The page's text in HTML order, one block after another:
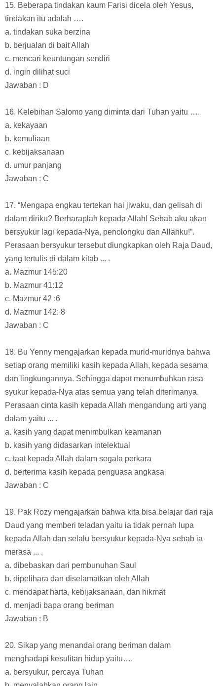
15. Beberapa tindakan kaum Farisi dicela oleh Yesus,
tindakan itu adalah ….
a. tindakan suka berzina
b. berjualan di bait Allah
c. mencari keuntungan sendiri
d. ingin dilihat suci
Jawaban : D
16. Kelebihan Salomo yang diminta dari Tuhan yaitu ….
a. kekayaan
b. kemuliaan
c. kebijaksanaan
d. umur panjang
Jawaban : C
17. “Mengapa engkau tertekan hai jiwaku, dan gelisah di
dalam diriku? Berharaplah kepada Allah! Sebab aku akan
bersyukur lagi kepada-Nya, penolongku dan Allahku!”.
Perasaan bersyukur tersebut diungkapkan oleh Raja Daud,
yang tertulis di dalam kitab ... .
a. Mazmur 145:20
b. Mazmur 41:12
c. Mazmur 42 :6
d. Mazmur 142: 8
Jawaban : C
18. Bu Yenny mengajarkan kepada murid-muridnya bahwa
setiap orang memiliki kasih kepada Allah, kepada sesama
dan lingkungannya. Sehingga dapat menumbuhkan rasa
syukur kepada-Nya atas semua yang telah diterimanya.
Perasaan cinta kasih kepada Allah mengandung arti yang
dalam yaitu ... .
a. kasih yang dapat menimbulkan keamanan
b. kasih yang didasarkan intelektual
c. taat kepada Allah dalam segala perkara
d. berterima kasih kepada penguasa angkasa
Jawaban : C
19. Pak Rozy mengajarkan bahwa kita bisa belajar dari raja
Daud yang memberi teladan yaitu ia tidak pernah lupa
kepada Allah dan selalu bersyukur kepada-Nya sebab ia
merasa ... .
a. dibebaskan dari pembunuhan Saul
b. dipelihara dan diselamatkan oleh Allah
c. mendapat harta, kebijaksanaan, dan hikmat
d. menjadi bapa orang beriman
Jawaban : B
20. Sikap yang menandai orang beriman dalam
menghadapi kesulitan hidup yaitu….
a. bersyukur, percaya Tuhan